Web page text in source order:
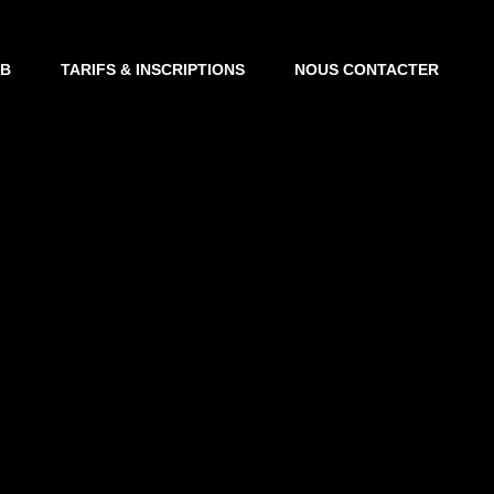
TARIFS & INSCRIPTIONS NOUS CONTACTER